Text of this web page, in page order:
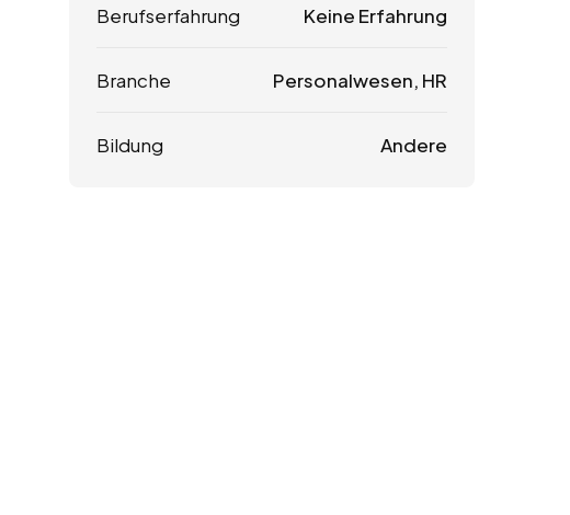
Berufserfahrung Keine Erfahrung
Branche Personalwesen, HR
Bildung Andere